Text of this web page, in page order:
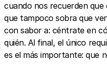
cuando nos recuerden que
que tampoco sobra que
con sabor a: céntrate en
quién. Al final, el único
es el más importante: que